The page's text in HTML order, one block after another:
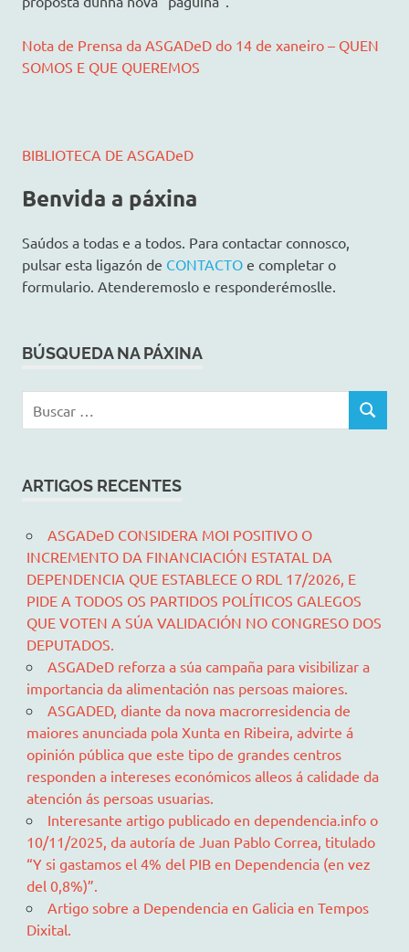
Nota de Prensa da ASGADeD do 14 de xaneiro – QUEN
SOMOS E QUE QUEREMOS
BIBLIOTECA DE ASGADeD
Benvida a páxina
Saúdos a todas e a todos. Para contactar connosco,
pulsar esta ligazón de CONTACTO e completar o
formulario. Atenderemoslo e responderémoslle.
BÚSQUEDA NA PÁXINA
a
B
ARTIGOS RECENTES
ASGADeD CONSIDERA MOI POSITIVO O
INCREMENTO DA FINANCIACIÓN ESTATAL DA
DEPENDENCIA QUE ESTABLECE O RDL 17/2026, E
PIDE A TODOS OS PARTIDOS POLÍTICOS GALEGOS
QUE VOTEN A SÚA VALIDACIÓN NO CONGRESO DOS
DEPUTADOS.
ASGADeD reforza a súa campaña para visibilizar a
importancia da alimentación nas persoas maiores.
ASGADED, diante da nova macrorresidencia de
maiores anunciada pola Xunta en Ribeira, advirte á
opinión pública que este tipo de grandes centros
responden a intereses económicos alleos á calidade da
atención ás persoas usuarias.
Interesante artigo publicado en dependencia.info o
10/11/2025, da autoría de Juan Pablo Correa, titulado
“Y si gastamos el 4% del PIB en Dependencia (en vez
del 0,8%)”.
Artigo sobre a Dependencia en Galicia en Tempos
Dixital.